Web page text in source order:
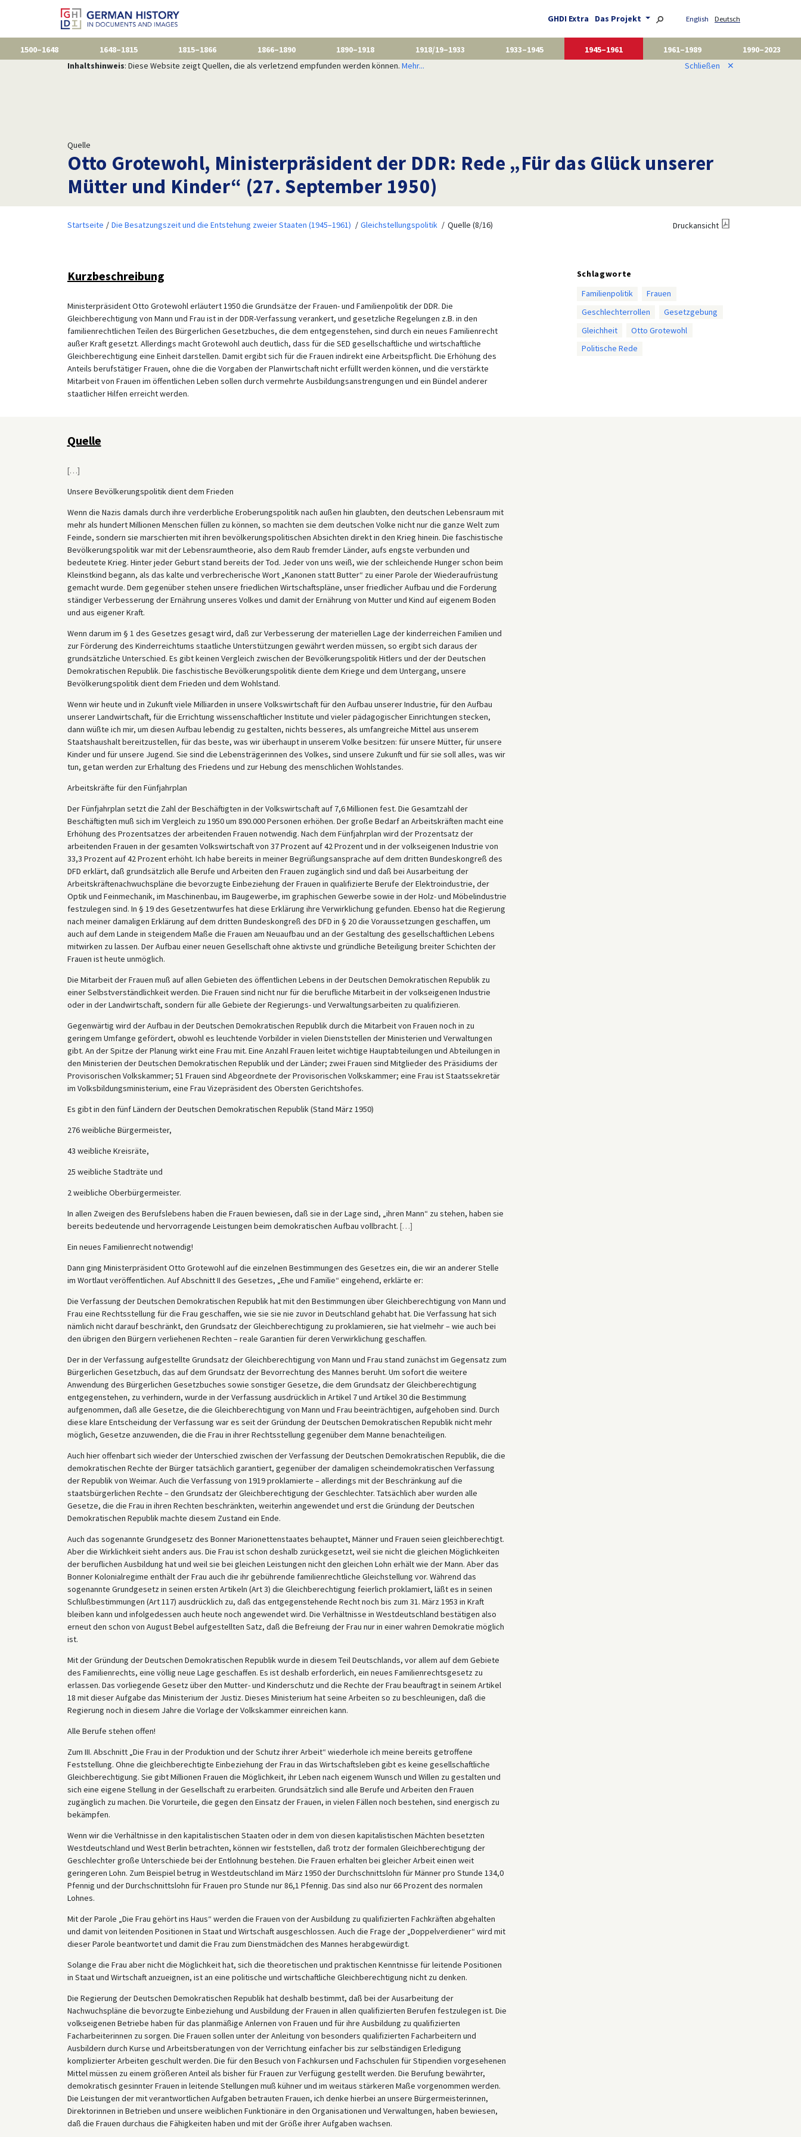
GHDI Extra Das Projekt English Deutsch
1500–1648 1648–1815 1815–1866 1866–1890 1890–1918 1918/19–1933 1933–1945 1945–1961 1961–1989
1990–2023
Inhaltshinweis: Diese Website zeigt Quellen, die als verletzend empfunden werden können. Mehr... Schließen ✕
Quelle
Otto Grotewohl, Ministerpräsident der DDR: Rede „Für das Glück unserer
Mütter und Kinder“ (27. September 1950)
Startseite Die Besatzungszeit und die Entstehung zweier Staaten (1945–1961) Gleichstellungspolitik Quelle (8/16) Druckansicht
Kurzbeschreibung
Ministerpräsident Otto Grotewohl erläutert 1950 die Grundsätze der Frauen- und Familienpolitik der DDR. Die
Gleichberechtigung von Mann und Frau ist in der DDR-Verfassung verankert, und gesetzliche Regelungen z.B. in den
familienrechtlichen Teilen des Bürgerlichen Gesetzbuches, die dem entgegenstehen, sind durch ein neues Familienrecht
außer Kraft gesetzt. Allerdings macht Grotewohl auch deutlich, dass für die SED gesellschaftliche und wirtschaftliche
Gleichberechtigung eine Einheit darstellen. Damit ergibt sich für die Frauen indirekt eine Arbeitspflicht. Die Erhöhung des
Anteils berufstätiger Frauen, ohne die die Vorgaben der Planwirtschaft nicht erfüllt werden können, und die verstärkte
Mitarbeit von Frauen im öffentlichen Leben sollen durch vermehrte Ausbildungsanstrengungen und ein Bündel anderer
staatlicher Hilfen erreicht werden.
Schlagworte
Familienpolitik
Frauen
Geschlechterrollen
Gesetzgebung
Gleichheit
Otto Grotewohl
Politische Rede
Quelle
[…]
Unsere Bevölkerungspolitik dient dem Frieden
Wenn die Nazis damals durch ihre verderbliche Eroberungspolitik nach außen hin glaubten, den deutschen Lebensraum mit
mehr als hundert Millionen Menschen füllen zu können, so machten sie dem deutschen Volke nicht nur die ganze Welt zum
Feinde, sondern sie marschierten mit ihren bevölkerungspolitischen Absichten direkt in den Krieg hinein. Die faschistische
Bevölkerungspolitik war mit der Lebensraumtheorie, also dem Raub fremder Länder, aufs engste verbunden und
bedeutete Krieg. Hinter jeder Geburt stand bereits der Tod. Jeder von uns weiß, wie der schleichende Hunger schon beim
Kleinstkind begann, als das kalte und verbrecherische Wort „Kanonen statt Butter“ zu einer Parole der Wiederaufrüstung
gemacht wurde. Dem gegenüber stehen unsere friedlichen Wirtschaftspläne, unser friedlicher Aufbau und die Forderung
ständiger Verbesserung der Ernährung unseres Volkes und damit der Ernährung von Mutter und Kind auf eigenem Boden
und aus eigener Kraft.
Wenn darum im § 1 des Gesetzes gesagt wird, daß zur Verbesserung der materiellen Lage der kinderreichen Familien und
zur Förderung des Kinderreichtums staatliche Unterstützungen gewährt werden müssen, so ergibt sich daraus der
grundsätzliche Unterschied. Es gibt keinen Vergleich zwischen der Bevölkerungspolitik Hitlers und der der Deutschen
Demokratischen Republik. Die faschistische Bevölkerungspolitik diente dem Kriege und dem Untergang, unsere
Bevölkerungspolitik dient dem Frieden und dem Wohlstand.
Wenn wir heute und in Zukunft viele Milliarden in unsere Volkswirtschaft für den Aufbau unserer Industrie, für den Aufbau
unserer Landwirtschaft, für die Errichtung wissenschaftlicher Institute und vieler pädagogischer Einrichtungen stecken,
dann wüßte ich mir, um diesen Aufbau lebendig zu gestalten, nichts besseres, als umfangreiche Mittel aus unserem
Staatshaushalt bereitzustellen, für das beste, was wir überhaupt in unserem Volke besitzen: für unsere Mütter, für unsere
Kinder und für unsere Jugend. Sie sind die Lebensträgerinnen des Volkes, sind unsere Zukunft und für sie soll alles, was wir
tun, getan werden zur Erhaltung des Friedens und zur Hebung des menschlichen Wohlstandes.
Arbeitskräfte für den Fünfjahrplan
Der Fünfjahrplan setzt die Zahl der Beschäftigten in der Volkswirtschaft auf 7,6 Millionen fest. Die Gesamtzahl der
Beschäftigten muß sich im Vergleich zu 1950 um 890.000 Personen erhöhen. Der große Bedarf an Arbeitskräften macht eine
Erhöhung des Prozentsatzes der arbeitenden Frauen notwendig. Nach dem Fünfjahrplan wird der Prozentsatz der
arbeitenden Frauen in der gesamten Volkswirtschaft von 37 Prozent auf 42 Prozent und in der volkseigenen Industrie von
33,3 Prozent auf 42 Prozent erhöht. Ich habe bereits in meiner Begrüßungsansprache auf dem dritten Bundeskongreß des
DFD erklärt, daß grundsätzlich alle Berufe und Arbeiten den Frauen zugänglich sind und daß bei Ausarbeitung der
Arbeitskräftenachwuchspläne die bevorzugte Einbeziehung der Frauen in qualifizierte Berufe der Elektroindustrie, der
Optik und Feinmechanik, im Maschinenbau, im Baugewerbe, im graphischen Gewerbe sowie in der Holz- und Möbelindustrie
festzulegen sind. In § 19 des Gesetzentwurfes hat diese Erklärung ihre Verwirklichung gefunden. Ebenso hat die Regierung
nach meiner damaligen Erklärung auf dem dritten Bundeskongreß des DFD in § 20 die Voraussetzungen geschaffen, um
auch auf dem Lande in steigendem Maße die Frauen am Neuaufbau und an der Gestaltung des gesellschaftlichen Lebens
mitwirken zu lassen. Der Aufbau einer neuen Gesellschaft ohne aktivste und gründliche Beteiligung breiter Schichten der
Frauen ist heute unmöglich.
Die Mitarbeit der Frauen muß auf allen Gebieten des öffentlichen Lebens in der Deutschen Demokratischen Republik zu
einer Selbstverständlichkeit werden. Die Frauen sind nicht nur für die berufliche Mitarbeit in der volkseigenen Industrie
oder in der Landwirtschaft, sondern für alle Gebiete der Regierungs- und Verwaltungsarbeiten zu qualifizieren.
Gegenwärtig wird der Aufbau in der Deutschen Demokratischen Republik durch die Mitarbeit von Frauen noch in zu
geringem Umfange gefördert, obwohl es leuchtende Vorbilder in vielen Dienststellen der Ministerien und Verwaltungen
gibt. An der Spitze der Planung wirkt eine Frau mit. Eine Anzahl Frauen leitet wichtige Hauptabteilungen und Abteilungen in
den Ministerien der Deutschen Demokratischen Republik und der Länder; zwei Frauen sind Mitglieder des Präsidiums der
Provisorischen Volkskammer; 51 Frauen sind Abgeordnete der Provisorischen Volkskammer; eine Frau ist Staatssekretär
im Volksbildungsministerium, eine Frau Vizepräsident des Obersten Gerichtshofes.
Es gibt in den fünf Ländern der Deutschen Demokratischen Republik (Stand März 1950)
276 weibliche Bürgermeister,
43 weibliche Kreisräte,
25 weibliche Stadträte und
2 weibliche Oberbürgermeister.
In allen Zweigen des Berufslebens haben die Frauen bewiesen, daß sie in der Lage sind, „ihren Mann“ zu stehen, haben sie
bereits bedeutende und hervorragende Leistungen beim demokratischen Aufbau vollbracht. […]
Ein neues Familienrecht notwendig!
Dann ging Ministerpräsident Otto Grotewohl auf die einzelnen Bestimmungen des Gesetzes ein, die wir an anderer Stelle
im Wortlaut veröffentlichen. Auf Abschnitt II des Gesetzes, „Ehe und Familie“ eingehend, erklärte er:
Die Verfassung der Deutschen Demokratischen Republik hat mit den Bestimmungen über Gleichberechtigung von Mann und
Frau eine Rechtsstellung für die Frau geschaffen, wie sie sie nie zuvor in Deutschland gehabt hat. Die Verfassung hat sich
nämlich nicht darauf beschränkt, den Grundsatz der Gleichberechtigung zu proklamieren, sie hat vielmehr – wie auch bei
den übrigen den Bürgern verliehenen Rechten – reale Garantien für deren Verwirklichung geschaffen.
Der in der Verfassung aufgestellte Grundsatz der Gleichberechtigung von Mann und Frau stand zunächst im Gegensatz zum
Bürgerlichen Gesetzbuch, das auf dem Grundsatz der Bevorrechtung des Mannes beruht. Um sofort die weitere
Anwendung des Bürgerlichen Gesetzbuches sowie sonstiger Gesetze, die dem Grundsatz der Gleichberechtigung
entgegenstehen, zu verhindern, wurde in der Verfassung ausdrücklich in Artikel 7 und Artikel 30 die Bestimmung
aufgenommen, daß alle Gesetze, die die Gleichberechtigung von Mann und Frau beeinträchtigen, aufgehoben sind. Durch
diese klare Entscheidung der Verfassung war es seit der Gründung der Deutschen Demokratischen Republik nicht mehr
möglich, Gesetze anzuwenden, die die Frau in ihrer Rechtsstellung gegenüber dem Manne benachteiligen.
Auch hier offenbart sich wieder der Unterschied zwischen der Verfassung der Deutschen Demokratischen Republik, die die
demokratischen Rechte der Bürger tatsächlich garantiert, gegenüber der damaligen scheindemokratischen Verfassung
der Republik von Weimar. Auch die Verfassung von 1919 proklamierte – allerdings mit der Beschränkung auf die
staatsbürgerlichen Rechte – den Grundsatz der Gleichberechtigung der Geschlechter. Tatsächlich aber wurden alle
Gesetze, die die Frau in ihren Rechten beschränkten, weiterhin angewendet und erst die Gründung der Deutschen
Demokratischen Republik machte diesem Zustand ein Ende.
Auch das sogenannte Grundgesetz des Bonner Marionettenstaates behauptet, Männer und Frauen seien gleichberechtigt.
Aber die Wirklichkeit sieht anders aus. Die Frau ist schon deshalb zurückgesetzt, weil sie nicht die gleichen Möglichkeiten
der beruflichen Ausbildung hat und weil sie bei gleichen Leistungen nicht den gleichen Lohn erhält wie der Mann. Aber das
Bonner Kolonialregime enthält der Frau auch die ihr gebührende familienrechtliche Gleichstellung vor. Während das
sogenannte Grundgesetz in seinen ersten Artikeln (Art 3) die Gleichberechtigung feierlich proklamiert, läßt es in seinen
Schlußbestimmungen (Art 117) ausdrücklich zu, daß das entgegenstehende Recht noch bis zum 31. März 1953 in Kraft
bleiben kann und infolgedessen auch heute noch angewendet wird. Die Verhältnisse in Westdeutschland bestätigen also
erneut den schon von August Bebel aufgestellten Satz, daß die Befreiung der Frau nur in einer wahren Demokratie möglich
ist.
Mit der Gründung der Deutschen Demokratischen Republik wurde in diesem Teil Deutschlands, vor allem auf dem Gebiete
des Familienrechts, eine völlig neue Lage geschaffen. Es ist deshalb erforderlich, ein neues Familienrechtsgesetz zu
erlassen. Das vorliegende Gesetz über den Mutter- und Kinderschutz und die Rechte der Frau beauftragt in seinem Artikel
18 mit dieser Aufgabe das Ministerium der Justiz. Dieses Ministerium hat seine Arbeiten so zu beschleunigen, daß die
Regierung noch in diesem Jahre die Vorlage der Volkskammer einreichen kann.
Alle Berufe stehen offen!
Zum III. Abschnitt „Die Frau in der Produktion und der Schutz ihrer Arbeit“ wiederhole ich meine bereits getroffene
Feststellung. Ohne die gleichberechtigte Einbeziehung der Frau in das Wirtschaftsleben gibt es keine gesellschaftliche
Gleichberechtigung. Sie gibt Millionen Frauen die Möglichkeit, ihr Leben nach eigenem Wunsch und Willen zu gestalten und
sich eine eigene Stellung in der Gesellschaft zu erarbeiten. Grundsätzlich sind alle Berufe und Arbeiten den Frauen
zugänglich zu machen. Die Vorurteile, die gegen den Einsatz der Frauen, in vielen Fällen noch bestehen, sind energisch zu
bekämpfen.
Wenn wir die Verhältnisse in den kapitalistischen Staaten oder in dem von diesen kapitalistischen Mächten besetzten
Westdeutschland und West Berlin betrachten, können wir feststellen, daß trotz der formalen Gleichberechtigung der
Geschlechter große Unterschiede bei der Entlohnung bestehen. Die Frauen erhalten bei gleicher Arbeit einen weit
geringeren Lohn. Zum Beispiel betrug in Westdeutschland im März 1950 der Durchschnittslohn für Männer pro Stunde 134,0
Pfennig und der Durchschnittslohn für Frauen pro Stunde nur 86,1 Pfennig. Das sind also nur 66 Prozent des normalen
Lohnes.
Mit der Parole „Die Frau gehört ins Haus“ werden die Frauen von der Ausbildung zu qualifizierten Fachkräften abgehalten
und damit von leitenden Positionen in Staat und Wirtschaft ausgeschlossen. Auch die Frage der „Doppelverdiener“ wird mit
dieser Parole beantwortet und damit die Frau zum Dienstmädchen des Mannes herabgewürdigt.
Solange die Frau aber nicht die Möglichkeit hat, sich die theoretischen und praktischen Kenntnisse für leitende Positionen
in Staat und Wirtschaft anzueignen, ist an eine politische und wirtschaftliche Gleichberechtigung nicht zu denken.
Die Regierung der Deutschen Demokratischen Republik hat deshalb bestimmt, daß bei der Ausarbeitung der
Nachwuchspläne die bevorzugte Einbeziehung und Ausbildung der Frauen in allen qualifizierten Berufen festzulegen ist. Die
volkseigenen Betriebe haben für das planmäßige Anlernen von Frauen und für ihre Ausbildung zu qualifizierten
Facharbeiterinnen zu sorgen. Die Frauen sollen unter der Anleitung von besonders qualifizierten Facharbeitern und
Ausbildern durch Kurse und Arbeitsberatungen von der Verrichtung einfacher bis zur selbständigen Erledigung
komplizierter Arbeiten geschult werden. Die für den Besuch von Fachkursen und Fachschulen für Stipendien vorgesehenen
Mittel müssen zu einem größeren Anteil als bisher für Frauen zur Verfügung gestellt werden. Die Berufung bewährter,
demokratisch gesinnter Frauen in leitende Stellungen muß kühner und im weitaus stärkeren Maße vorgenommen werden.
Die Leistungen der mit verantwortlichen Aufgaben betrauten Frauen, ich denke hierbei an unsere Bürgermeisterinnen,
Direktorinnen in Betrieben und unsere weiblichen Funktionäre in den Organisationen und Verwaltungen, haben bewiesen,
daß die Frauen durchaus die Fähigkeiten haben und mit der Größe ihrer Aufgaben wachsen.